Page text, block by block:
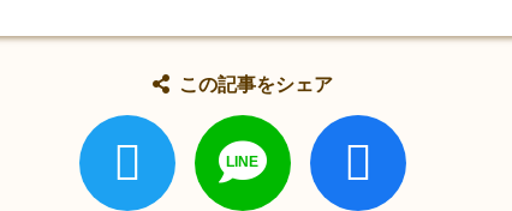
この記事をシェア